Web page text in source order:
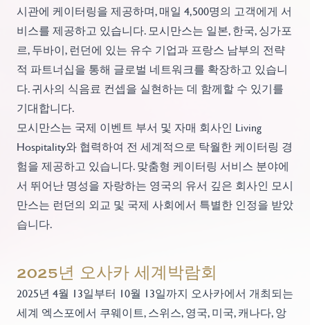
시관에 케이터링을 제공하며, 매일 4,500명의 고객에게 서
비스를 제공하고 있습니다. 모시만스는 일본, 한국, 싱가포
르, 두바이, 런던에 있는 유수 기업과 프랑스 남부의 전략
적 파트너십을 통해 글로벌 네트워크를 확장하고 있습니
다. 귀사의 식음료 컨셉을 실현하는 데 함께할 수 있기를
기대합니다.
모시만스는 국제 이벤트 부서 및 자매 회사인 Living
Hospitality와 협력하여 전 세계적으로 탁월한 케이터링 경
험을 제공하고 있습니다. 맞춤형 케이터링 서비스 분야에
서 뛰어난 명성을 자랑하는 영국의 유서 깊은 회사인 모시
만스는 런던의 외교 및 국제 사회에서 특별한 인정을 받았
습니다.
2025년 오사카 세계박람회
2025년 4월 13일부터 10월 13일까지 오사카에서 개최되는
세계 엑스포에서 쿠웨이트, 스위스, 영국, 미국, 캐나다, 앙